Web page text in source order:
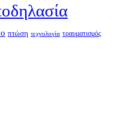
πτώση τεχνολογία τραυματισμός